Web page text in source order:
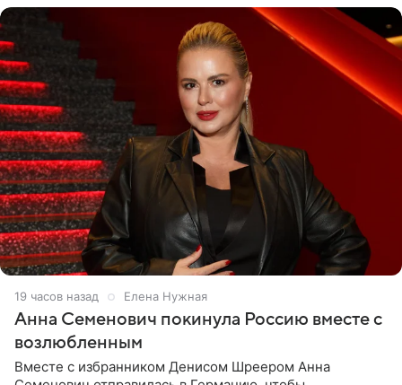
19 часов назад Елена Нужная
Анна Семенович покинула Россию вместе с
возлюбленным
Вместе с избранником Денисом Шреером Анна